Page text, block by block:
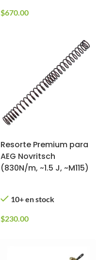
$670.00
Resorte Premium para
AEG Novritsch
(830N/m, ~1.5 J, ~M115)
10+ en stock
$230.00